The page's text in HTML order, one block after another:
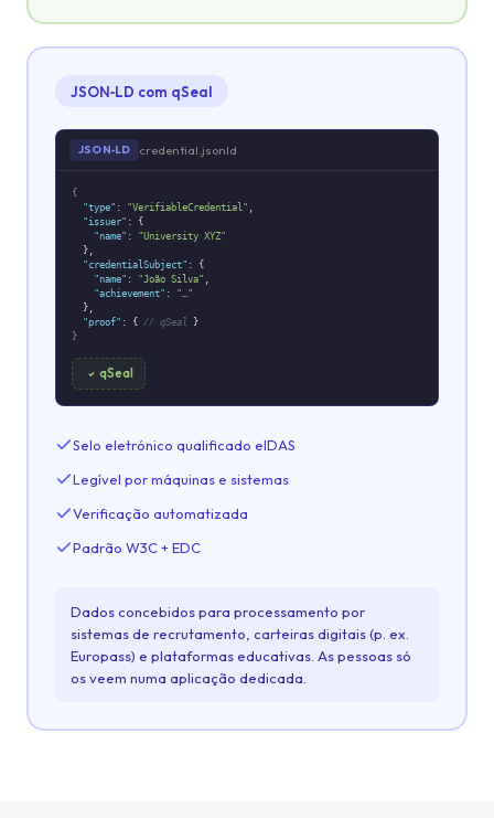
JSON‑LD com qSeal
JSON‑LD credential.jsonld
{
"type" : "VerifiableCredential" ,
"issuer" : {
"name" : "University XYZ"
},
"credentialSubject" : {
"name" : "João Silva" ,
"achievement" : "…"
},
"proof" : { // qSeal }
}
qSeal
Selo eletrónico qualificado eIDAS
Legível por máquinas e sistemas
Verificação automatizada
Padrão W3C + EDC
Dados concebidos para processamento por
sistemas de recrutamento, carteiras digitais (p. ex.
Europass) e plataformas educativas. As pessoas só
os veem numa aplicação dedicada.